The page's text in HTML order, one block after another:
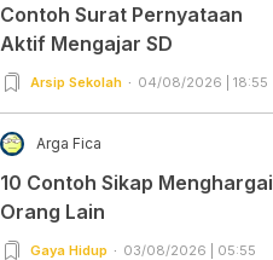
Contoh Surat Pernyataan
Aktif Mengajar SD
Arsip Sekolah 04/08/2026 | 18:55
Arga Fica
10 Contoh Sikap Menghargai
Orang Lain
Gaya Hidup 03/08/2026 | 05:55